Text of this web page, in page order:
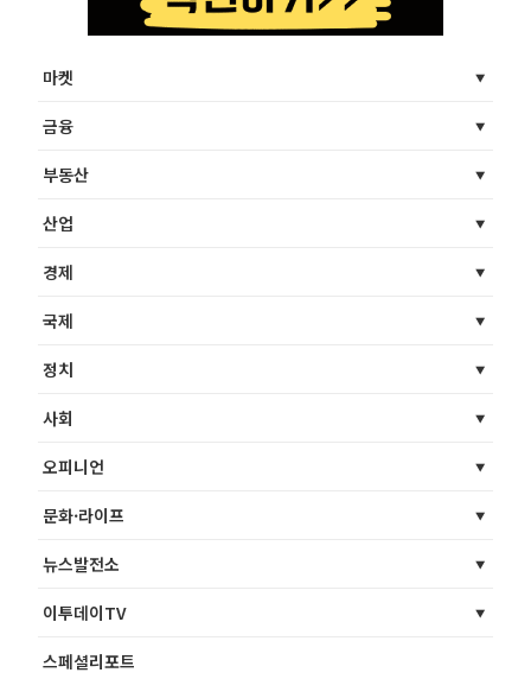
마켓
금융
부동산
산업
경제
국제
정치
사회
오피니언
문화·라이프
뉴스발전소
이투데이TV
스페셜리포트